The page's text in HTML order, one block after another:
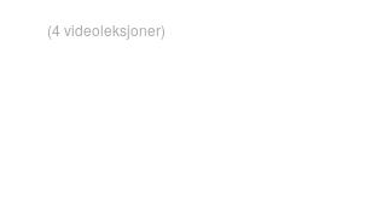
(4 videoleksjoner)